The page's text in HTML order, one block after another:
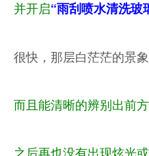
并开启“雨刮喷水清洗玻
很快，那层白茫茫的景
而且能清晰的辨别出前
之后再也没有出现炫光